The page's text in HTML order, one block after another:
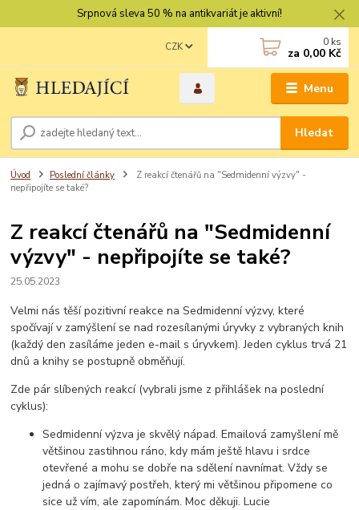
Srpnová sleva 50 % na antikvariát je aktivní!
Menu
CZK
Hledat
0 ks
za 0,00 Kč
Úvod Poslední články
Z reakcí čtenářů na "Sedmidenní výzvy" -
nepřipojíte se také?
Z reakcí čtenářů na "Sedmidenní
výzvy" - nepřipojíte se také?
25.05.2023
Velmi nás těší pozitivní reakce na Sedmidenní výzvy, které
spočívají v zamýšlení se nad rozesílanými úryvky z vybraných knih
(každý den zasíláme jeden e-mail s úryvkem). Jeden cyklus trvá 21
dnů a knihy se postupně obměňují.
Zde pár slíbených reakcí (vybrali jsme z přihlášek na poslední
cyklus):
Sedmidenní výzva je skvělý nápad. Emailová zamyšlení mě
většinou zastihnou ráno, kdy mám ještě hlavu i srdce
otevřené a mohu se dobře na sdělení navnímat. Vždy se
jedná o zajímavý postřeh, který mi většinou připomene co
sice už vím, ale zapomínám. Moc děkuji. Lucie